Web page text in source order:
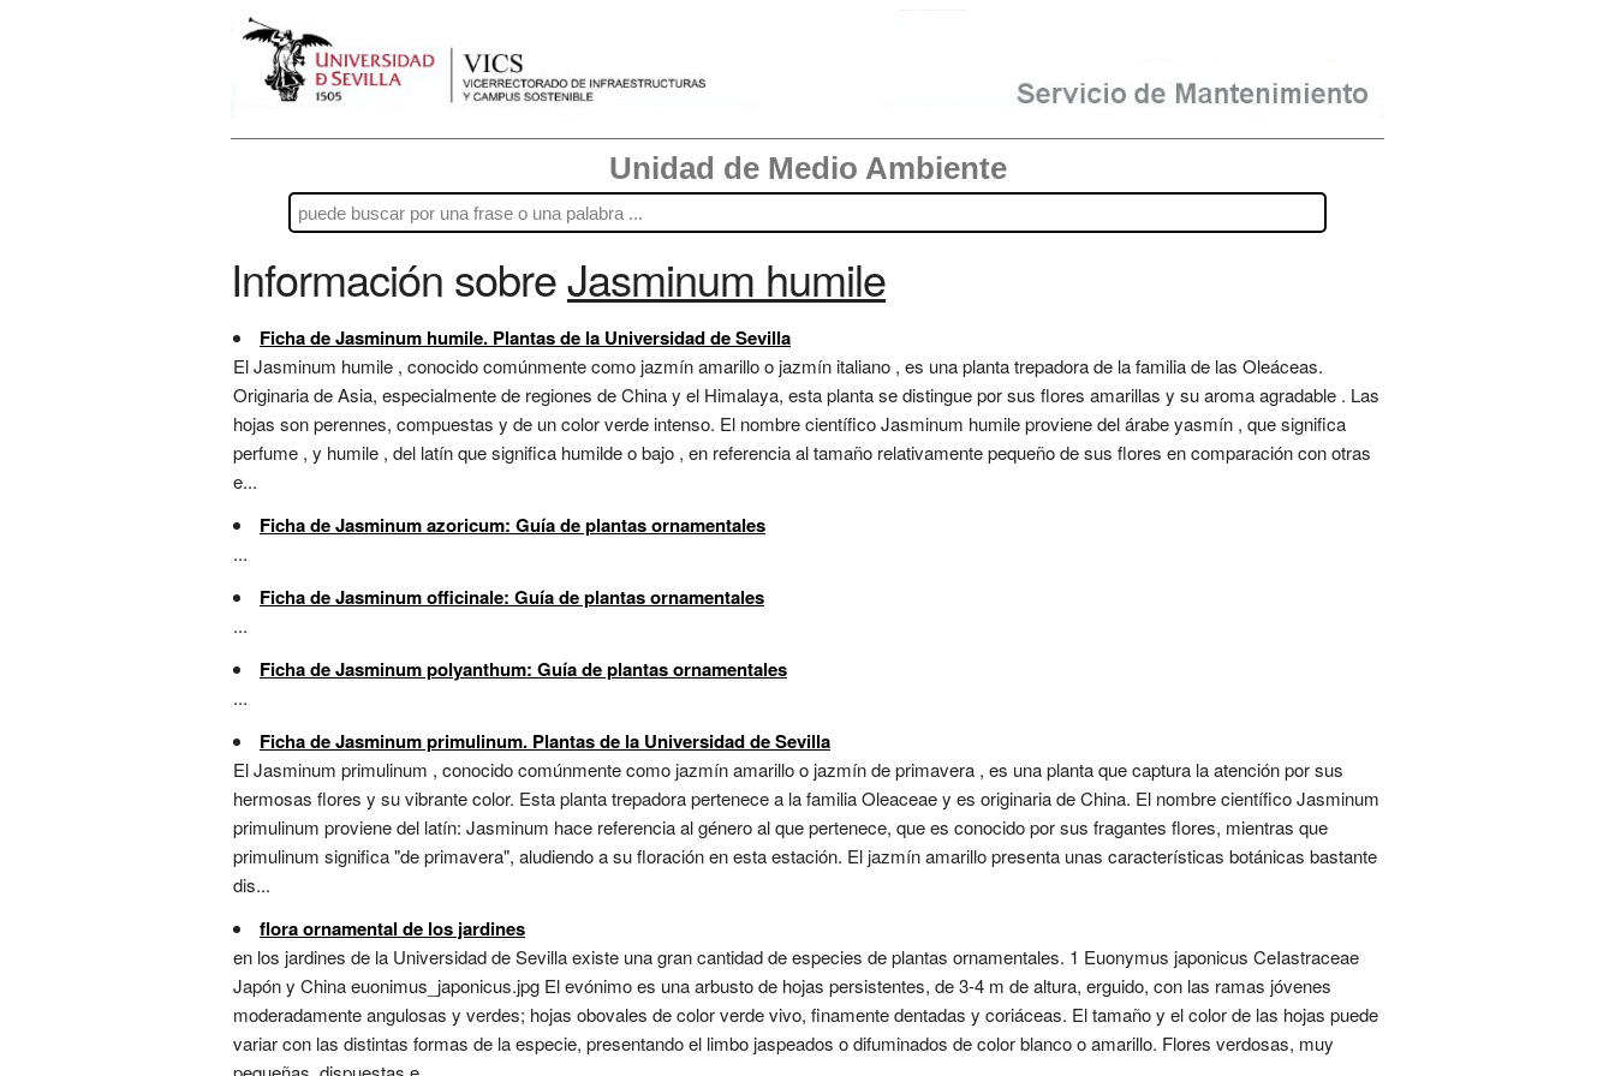
Unidad de Medio Ambiente
Información sobreJasminum humile
Ficha de Jasminum humile. Plantas de la Universidad de Sevilla
El Jasminum humile , conocido comúnmente como jazmín amarillo o jazmín italiano , es una planta trepadora de la familia de las Oleáceas.
Originaria de Asia, especialmente de regiones de China y el Himalaya, esta planta se distingue por sus flores amarillas y su aroma agradable . Las
hojas son perennes, compuestas y de un color verde intenso. El nombre científico Jasminum humile proviene del árabe yasmín , que significa
perfume , y humile , del latín que significa humilde o bajo , en referencia al tamaño relativamente pequeño de sus flores en comparación con otras
e...
Ficha de Jasminum azoricum: Guía de plantas ornamentales
...
Ficha de Jasminum officinale: Guía de plantas ornamentales
...
Ficha de Jasminum polyanthum: Guía de plantas ornamentales
...
Ficha de Jasminum primulinum. Plantas de la Universidad de Sevilla
El Jasminum primulinum , conocido comúnmente como jazmín amarillo o jazmín de primavera , es una planta que captura la atención por sus
hermosas flores y su vibrante color. Esta planta trepadora pertenece a la familia Oleaceae y es originaria de China. El nombre científico Jasminum
primulinum proviene del latín: Jasminum hace referencia al género al que pertenece, que es conocido por sus fragantes flores, mientras que
primulinum significa "de primavera", aludiendo a su floración en esta estación. El jazmín amarillo presenta unas características botánicas bastante
dis...
flora ornamental de los jardines
en los jardines de la Universidad de Sevilla existe una gran cantidad de especies de plantas ornamentales. 1 Euonymus japonicus CeIastraceae
Japón y China euonimus_japonicus.jpg El evónimo es una arbusto de hojas persistentes, de 3-4 m de altura, erguido, con las ramas jóvenes
moderadamente angulosas y verdes; hojas obovales de color verde vivo, finamente dentadas y coriáceas. El tamaño y el color de las hojas puede
variar con las distintas formas de la especie, presentando el limbo jaspeados o difuminados de color blanco o amarillo. Flores verdosas, muy